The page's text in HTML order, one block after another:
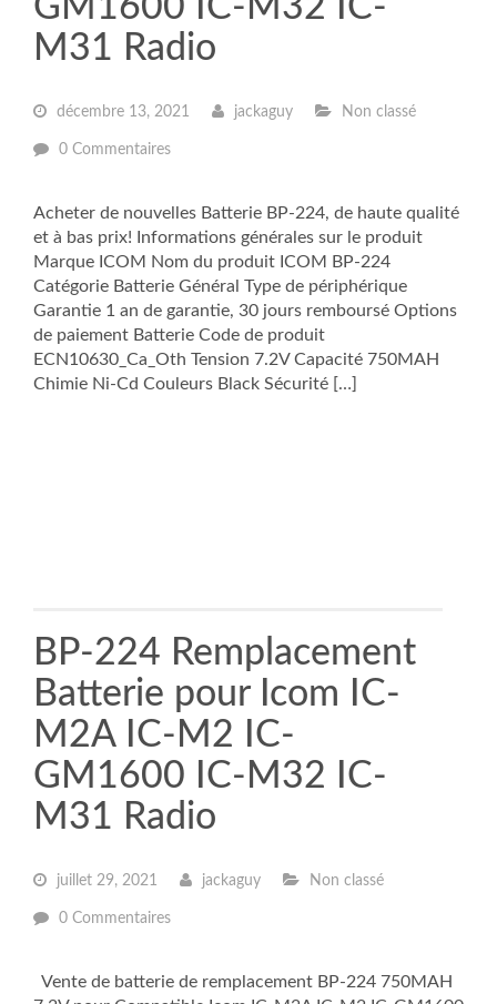
GM1600 IC-M32 IC-
M31 Radio
décembre 13, 2021 jackaguy Non classé
0 Commentaires
Acheter de nouvelles Batterie BP-224, de haute qualité
et à bas prix! Informations générales sur le produit
Marque ICOM Nom du produit ICOM BP-224
Catégorie Batterie Général Type de périphérique
Garantie 1 an de garantie, 30 jours remboursé Options
de paiement Batterie Code de produit
ECN10630_Ca_Oth Tension 7.2V Capacité 750MAH
Chimie Ni-Cd Couleurs Black Sécurité […]
BP-224 Remplacement
Batterie pour Icom IC-
M2A IC-M2 IC-
GM1600 IC-M32 IC-
M31 Radio
juillet 29, 2021 jackaguy Non classé
0 Commentaires
Vente de batterie de remplacement BP-224 750MAH